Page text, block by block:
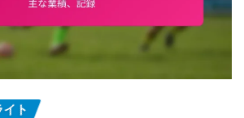
ト